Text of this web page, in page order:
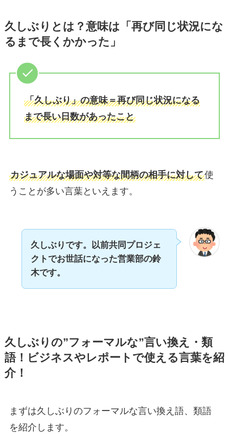
久しぶりとは？意味は「再び同じ状況にな
るまで長くかかった」
「久しぶり」の意味＝再び同じ状況になる
まで長い日数があったこと
カジュアルな場面や対等な間柄の相手に対して使
うことが多い言葉といえます。
久しぶりです。以前共同プロジェ
クトでお世話になった営業部の鈴
木です。
久しぶりの”フォーマルな”言い換え・類
語！ビジネスやレポートで使える言葉を紹
介！
まずは久しぶりのフォーマルな言い換え語、類語
を紹介します。